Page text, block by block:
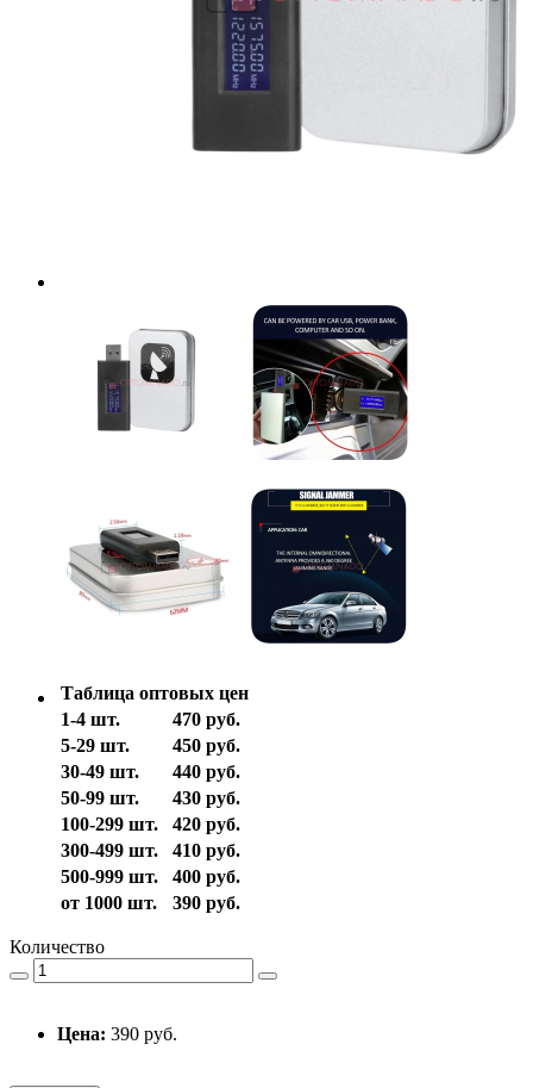
Таблица оптовых цен
1-4 шт.
470 руб.
5-29 шт.
450 руб.
30-49 шт.
440 руб.
50-99 шт.
430 руб.
100-299 шт.
420 руб.
300-499 шт.
410 руб.
500-999 шт.
400 руб.
от 1000 шт.
390 руб.
Количество
Цена: 390 руб.